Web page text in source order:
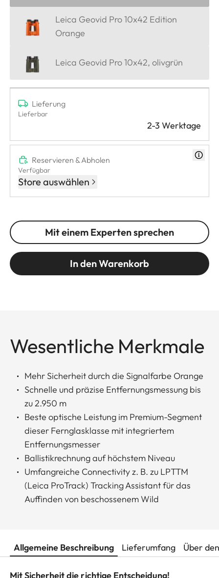
Leica Geovid Pro 10x42 Edition
Orange
Leica Geovid Pro 10x42, olivgrün
Lieferung
Lieferbar
2-3 Werktage
Reservieren & Abholen
Verfügbar
Store auswählen
Mit einem Experten sprechen
In den Warenkorb
Wesentliche Merkmale
Mehr Sicherheit durch die Signalfarbe Orange
Schnelle und präzise Entfernungsmessung bis
zu 2.950 m
Beste optische Leistung im Premium-Segment
dieser Fernglasklasse mit integriertem
Entfernungsmesser
Ballistikrechnung auf höchstem Niveau
Umfangreiche Connectivity z. B. zu LPTTM
(Leica ProTrack) Tracking Assistant für das
Auffinden von beschossenem Wild
Allgemeine Beschreibung Lieferumfang Über
Mit Sicherheit die richtige Entscheidung!